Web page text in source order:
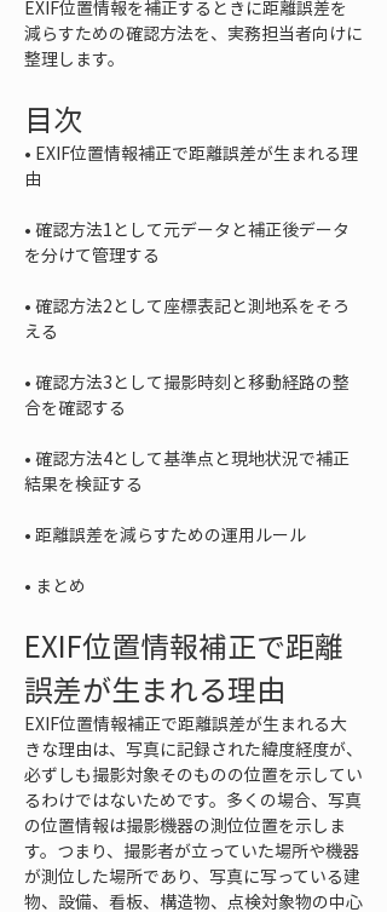
EXIF位置情報を補正するときに距離誤差を
減らすための確認方法を、実務担当者向けに
整理します。
目次
• EXIF位置情報補正で距離誤差が生まれる理
• 確認方法1として元データと補正後データ
• 確認方法2として座標表記と測地系をそろ
• 確認方法3として撮影時刻と移動経路の整
• 確認方法4として基準点と現地状況で補正
•
• まとめ
EXIF位置情報補正で距離
誤差が生まれる理由
EXIF位置情報補正で距離誤差が生まれる大
きな理由は、写真に記録された緯度経度が、
必ずしも撮影対象そのものの位置を示してい
るわけではないためです。多くの場合、写真
の位置情報は撮影機器の測位位置を示しま
す。つまり、撮影者が立っていた場所や機器
が測位した場所であり、写真に写っている建
物、設備、看板、構造物、点検対象物の中心